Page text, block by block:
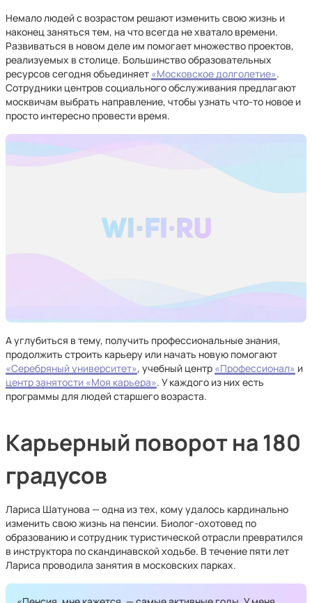
Немало людей с возрастом решают изменить свою жизнь и
наконец заняться тем, на что всегда не хватало времени.
Развиваться в новом деле им помогает множество проектов,
реализуемых в столице. Большинство образовательных
ресурсов сегодня объединяет «Московское долголетие».
Сотрудники центров социального обслуживания предлагают
москвичам выбрать направление, чтобы узнать что-то новое и
просто интересно провести время.
А углубиться в тему, получить профессиональные знания,
продолжить строить карьеру или начать новую помогают
«Серебряный университет», учебный центр «Профессионал» и
центр занятости «Моя карьера». У каждого из них есть
программы для людей старшего возраста.
Карьерный поворот на 180
градусов
Лариса Шатунова — одна из тех, кому удалось кардинально
изменить свою жизнь на пенсии. Биолог-охотовед по
образованию и сотрудник туристической отрасли превратился
в инструктора по скандинавской ходьбе. В течение пяти лет
Лариса проводила занятия в московских парках.